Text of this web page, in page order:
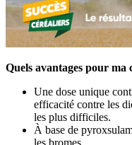
Quels avantages pour ma
Une dose unique
efficacité contre les
les plus difficiles.
À base de
les bromes.